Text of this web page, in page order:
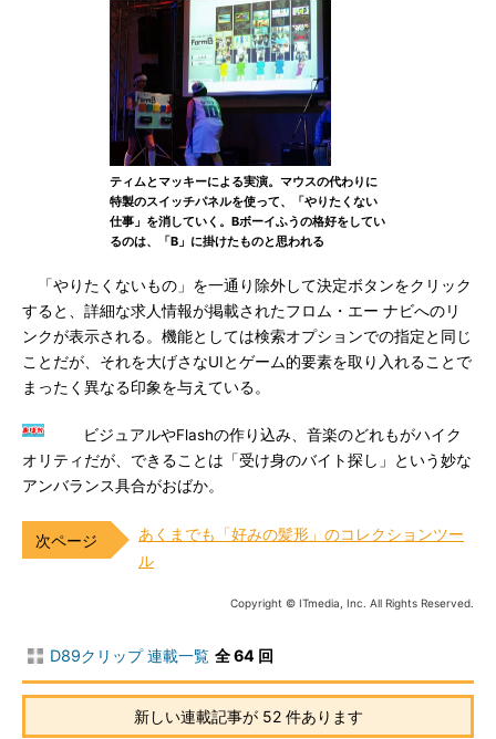
ティムとマッキーによる実演。マウスの代わりに
特製のスイッチパネルを使って、「やりたくない
仕事」を消していく。Bボーイふうの格好をしてい
るのは、「B」に掛けたものと思われる
「やりたくないもの」を一通り除外して決定ボタンをクリック
すると、詳細な求人情報が掲載されたフロム・エー ナビへのリ
ンクが表示される。機能としては検索オプションでの指定と同じ
ことだが、それを大げさなUIとゲーム的要素を取り入れることで
まったく異なる印象を与えている。
ビジュアルやFlashの作り込み、音楽のどれもがハイク
オリティだが、できることは「受け身のバイト探し」という妙な
アンバランス具合がおばか。
あくまでも「好みの髪形」のコレクションツー
ル
Copyright © ITmedia, Inc. All Rights Reserved.
D89クリップ 連載一覧 全 64 回
新しい連載記事が 52 件あります